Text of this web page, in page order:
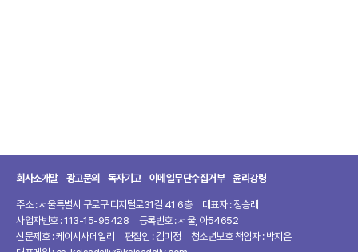
회사소개말 광고문의 독자기고 이메일무단수집거부 윤리강령
주소 : 서울특별시 구로구 디지털로31길 41 6층
대표자 : 정승래
사업자번호 : 113-15-95428
등록번호 : 서울, 아54652
신문제호 : 케이시사데일리
편집인 : 김미정
청소년보호 책임자 : 박지은